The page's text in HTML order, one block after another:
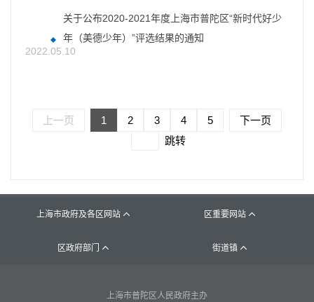
关于公布2020-2021年度上海市普陀区“新时代好少
年（美德少年）”评选结果的通知
2022.05.10
上一页 1 2 3 4 5
下一页
跳转
上海市政府及各区网站  区重要网站 
区政府部门  街道镇 
上海市普陀区人民政府主办